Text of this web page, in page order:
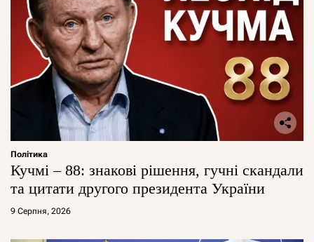
Політика
Кучмі – 88: знакові рішення, гучні скандали
та цитати другого президента України
9 Серпня, 2026